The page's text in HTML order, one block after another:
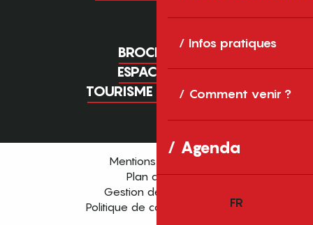
Infos pratiques
Comment venir ?
Agenda
FR
BROCHURES
ESPACE PRO
TOURISME D'AFFAIRES
Mentions légales
Plan du site
Gestion des cookies
Politique de confidentialité